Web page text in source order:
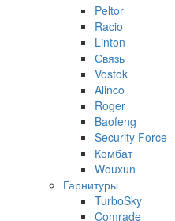
Peltor
Racio
Linton
Связь
Vostok
Alinco
Roger
Baofeng
Security Force
Комбат
Wouxun
Гарнитуры
TurboSky
Comrade